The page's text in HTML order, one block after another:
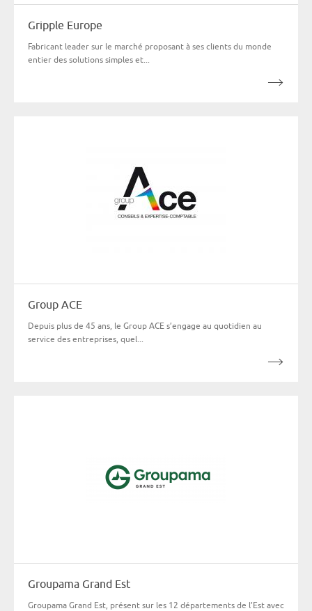
Gripple Europe
Fabricant leader sur le marché proposant à ses clients du monde
entier des solutions simples et...
Group ACE
Depuis plus de 45 ans, le Group ACE s’engage au quotidien au
service des entreprises, quel...
Groupama Grand Est
Groupama Grand Est, présent sur les 12 départements de l’Est avec